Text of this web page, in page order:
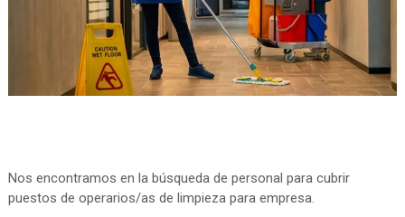
Nos encontramos en la búsqueda de personal para cubrir
puestos de operarios/as de limpieza para empresa.